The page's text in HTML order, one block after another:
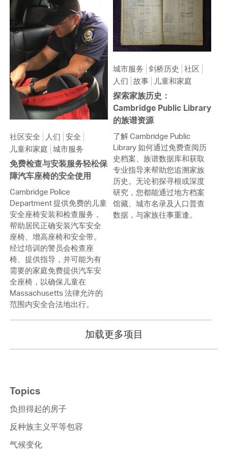
社区安全 人们 安全
儿童和家庭 城市服务
免费检查与安装服务轻松保
障汽车座椅的安全使用
Cambridge Police
Department 提供免费的儿童
安全座椅安装和检查服务，
帮助居民正确安装汽车安全
座椅、增高座椅和安全带。
经过培训的警员会检查座
椅、提供指导，并可能为有
需要的家庭免费提供汽车安
全座椅，以确保儿童在
Massachusetts 法律允许的
范围内安全合法地出行。
城市服务 剑桥历史
社区
人们 故事 儿童和家庭
探索家族历史：
Cambridge Public Library
的族谱资源
了解 Cambridge Public
Library 如何通过免费查阅历
史档案、族谱数据库和获取
专业指导来帮助您追溯家族
历史。无论初探寻根或深度
研究，您都能通过地方档案
馆藏、城市名录及人口普查
数据，与家族往事重逢。
加载更多项目
Topics
负担得起的房子
反种族主义平等包容
气候变化